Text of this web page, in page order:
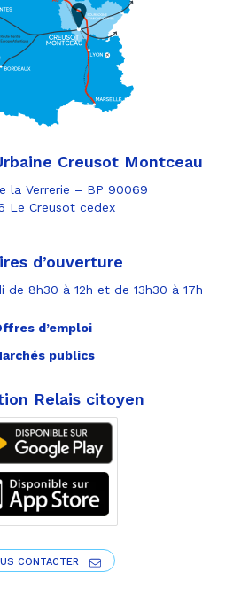
Creusot Montceau
la Verrerie – BP 90069
Le Creusot cedex
d’ouverture
de 8h30 à 12h et de 13h30 à 17h
d’emploi
publics
Relais citoyen
CONTACTER